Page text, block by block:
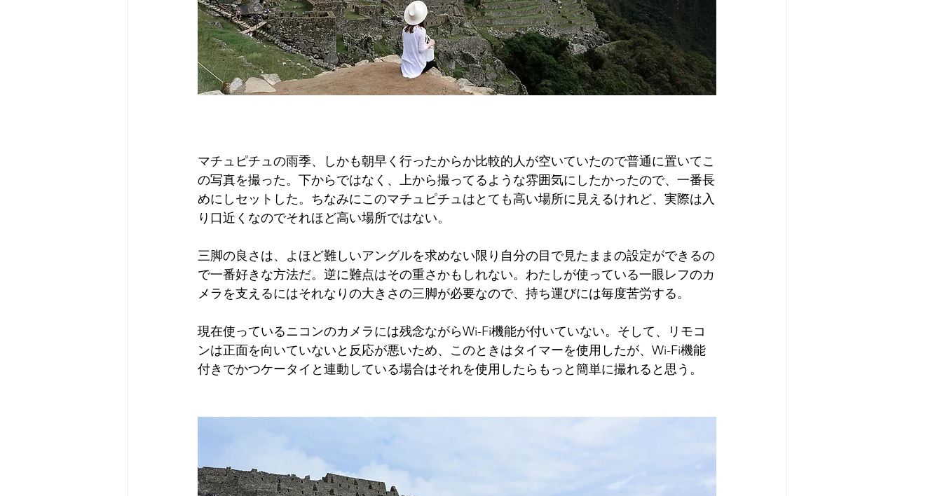
マチュピチュの雨季、しかも朝早く行ったからか比較的人が空いていたので普通に置いてこ
の写真を撮った。下からではなく、上から撮ってるような雰囲気にしたかったので、一番長
めにしセットした。ちなみにこのマチュピチュはとても高い場所に見えるけれど、実際は入
り口近くなのでそれほど高い場所ではない。
三脚の良さは、よほど難しいアングルを求めない限り自分の目で見たままの設定ができるの
で一番好きな方法だ。逆に難点はその重さかもしれない。わたしが使っている一眼レフのカ
メラを支えるにはそれなりの大きさの三脚が必要なので、持ち運びには毎度苦労する。
現在使っているニコンのカメラには残念ながらWi-Fi機能が付いていない。そして、リモコ
ンは正面を向いていないと反応が悪いため、このときはタイマーを使用したが、Wi-Fi機能
付きでかつケータイと連動している場合はそれを使用したらもっと簡単に撮れると思う。